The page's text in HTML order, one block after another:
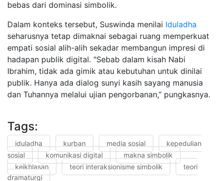
bebas dari dominasi simbolik.
Dalam konteks tersebut, Suswinda menilai Iduladha
seharusnya tetap dimaknai sebagai ruang memperkuat
empati sosial alih-alih sekadar membangun impresi di
hadapan publik digital. "Sebab dalam kisah Nabi
Ibrahim, tidak ada gimik atau kebutuhan untuk dinilai
publik. Hanya ada dialog sunyi kasih sayang manusia
dan Tuhannya melalui ujian pengorbanan,” pungkasnya.
Tags:
iduladha kurban media sosial
kepedulian
sosial
komunikasi digital
makna simbolik
keikhlasan
teori interaksionisme simbolik
teori
dramaturgi